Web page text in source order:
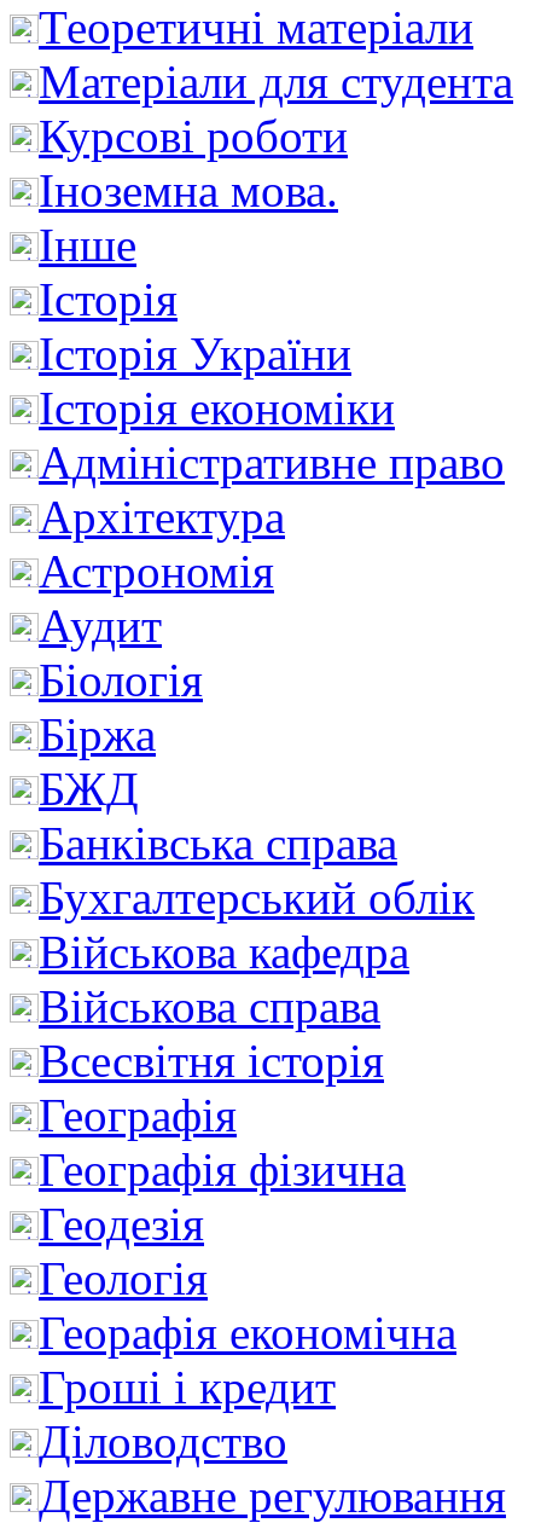
Теоретичні матеріали
Матеріали для студента
Курсові роботи
Іноземна мова.
Інше
Історія
Історія України
Історія економіки
Адміністративне право
Архітектура
Астрономія
Аудит
Біологія
Біржа
БЖД
Банківська справа
Бухгалтерський облік
Військова кафедра
Військова справа
Всесвітня історія
Географія
Географія фізична
Геодезія
Геологія
Георафія економічна
Гроші і кредит
Діловодство
Державне регулювання